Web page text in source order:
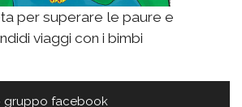
per superare le paure e
viaggi con i bimbi
gruppo facebook